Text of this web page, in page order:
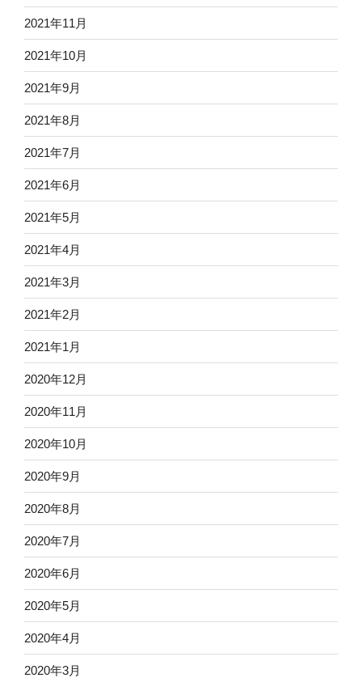
2021年11月
2021年10月
2021年9月
2021年8月
2021年7月
2021年6月
2021年5月
2021年4月
2021年3月
2021年2月
2021年1月
2020年12月
2020年11月
2020年10月
2020年9月
2020年8月
2020年7月
2020年6月
2020年5月
2020年4月
2020年3月